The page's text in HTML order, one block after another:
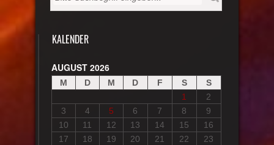
KALENDER
AUGUST 2026
M D M D F S
S
1
2
3
4 5 6 7 8
9
10
11 12 13 14 15
16
17
18 19 20 21 22
23